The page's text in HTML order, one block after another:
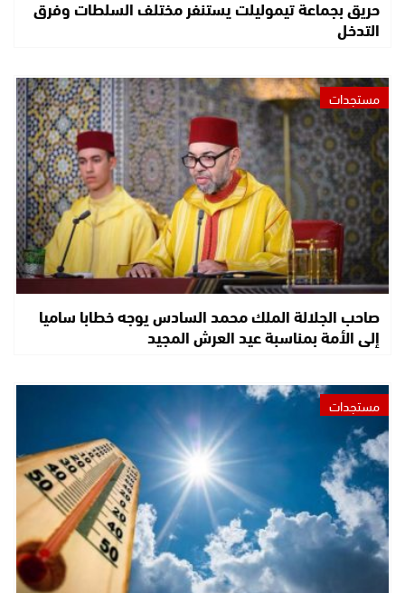
حريق بجماعة تيموليلت يستنفر مختلف السلطات وفرق
التدخل
مستجدات
صاحب الجلالة الملك محمد السادس يوجه خطابا ساميا
إلى الأمة بمناسبة عيد العرش المجيد
مستجدات